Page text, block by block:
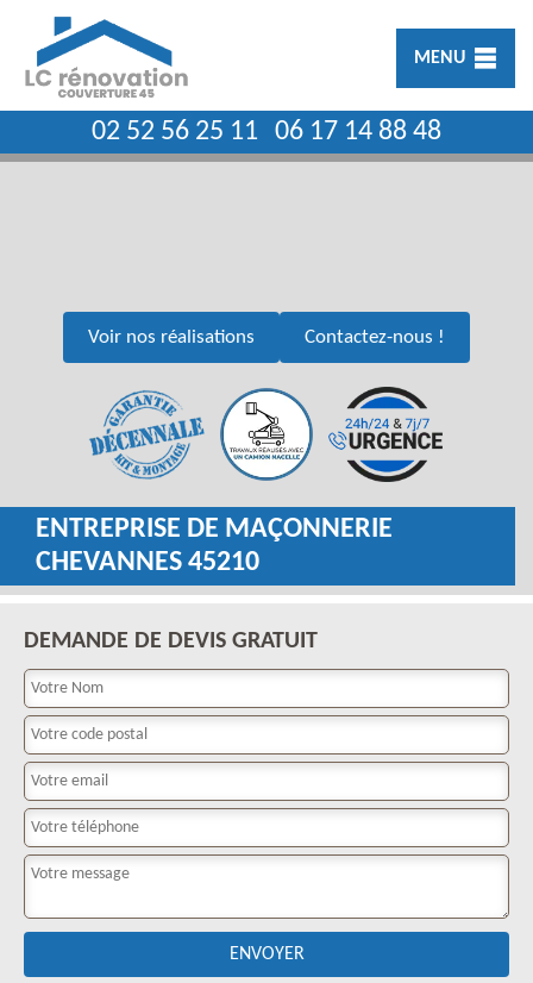
MENU
02 52 56 25 11 06 17 14 88 48
Voir nos réalisations Contactez-nous !
ENTREPRISE DE MAÇONNERIE
CHEVANNES 45210
DEMANDE DE DEVIS GRATUIT